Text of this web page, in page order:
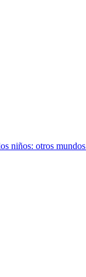
niños: otros